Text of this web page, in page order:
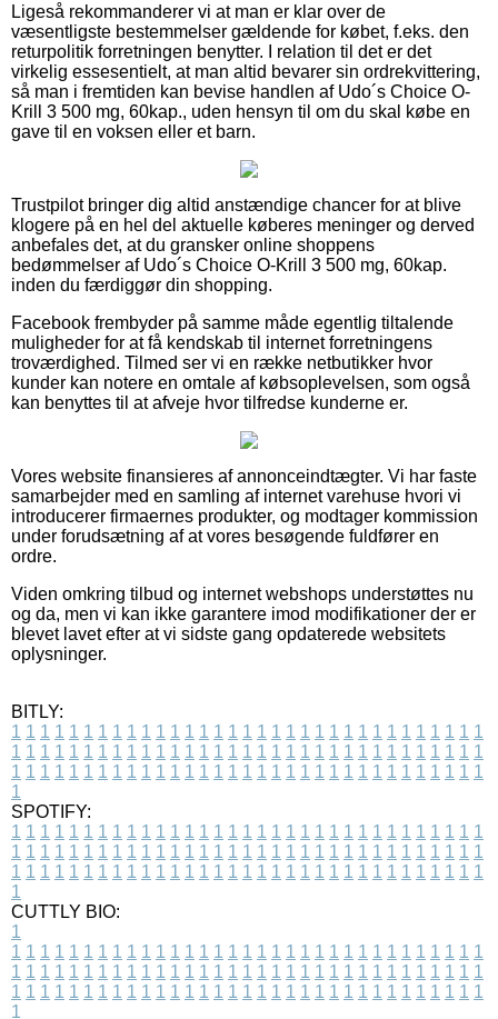
Ligeså rekommanderer vi at man er klar over de
væsentligste bestemmelser gældende for købet, f.eks. den
returpolitik forretningen benytter. I relation til det er det
virkelig essesentielt, at man altid bevarer sin ordrekvittering,
så man i fremtiden kan bevise handlen af Udo´s Choice O-
Krill 3 500 mg, 60kap., uden hensyn til om du skal købe en
gave til en voksen eller et barn.
Trustpilot bringer dig altid anstændige chancer for at blive
klogere på en hel del aktuelle køberes meninger og derved
anbefales det, at du gransker online shoppens
bedømmelser af Udo´s Choice O-Krill 3 500 mg, 60kap.
inden du færdiggør din shopping.
Facebook frembyder på samme måde egentlig tiltalende
muligheder for at få kendskab til internet forretningens
troværdighed. Tilmed ser vi en række netbutikker hvor
kunder kan notere en omtale af købsoplevelsen, som også
kan benyttes til at afveje hvor tilfredse kunderne er.
Vores website finansieres af annonceindtægter. Vi har faste
samarbejder med en samling af internet varehuse hvori vi
introducerer firmaernes produkter, og modtager kommission
under forudsætning af at vores besøgende fuldfører en
ordre.
Viden omkring tilbud og internet webshops understøttes nu
og da, men vi kan ikke garantere imod modifikationer der er
blevet lavet efter at vi sidste gang opdaterede websitets
oplysninger.
BITLY:
1 1 1 1 1 1 1 1 1 1 1 1 1 1 1 1 1 1 1 1 1 1 1 1 1 1 1 1 1 1 1 1 1
1 1 1 1 1 1 1 1 1 1 1 1 1 1 1 1 1 1 1 1 1 1 1 1 1 1 1 1 1 1 1 1 1
1 1 1 1 1 1 1 1 1 1 1 1 1 1 1 1 1 1 1 1 1 1 1 1 1 1 1 1 1 1 1 1 1
1
SPOTIFY:
1 1 1 1 1 1 1 1 1 1 1 1 1 1 1 1 1 1 1 1 1 1 1 1 1 1 1 1 1 1 1 1 1
1 1 1 1 1 1 1 1 1 1 1 1 1 1 1 1 1 1 1 1 1 1 1 1 1 1 1 1 1 1 1 1 1
1 1 1 1 1 1 1 1 1 1 1 1 1 1 1 1 1 1 1 1 1 1 1 1 1 1 1 1 1 1 1 1 1
1
CUTTLY BIO:
1
1 1 1 1 1 1 1 1 1 1 1 1 1 1 1 1 1 1 1 1 1 1 1 1 1 1 1 1 1 1 1 1 1
1 1 1 1 1 1 1 1 1 1 1 1 1 1 1 1 1 1 1 1 1 1 1 1 1 1 1 1 1 1 1 1 1
1 1 1 1 1 1 1 1 1 1 1 1 1 1 1 1 1 1 1 1 1 1 1 1 1 1 1 1 1 1 1 1 1
1